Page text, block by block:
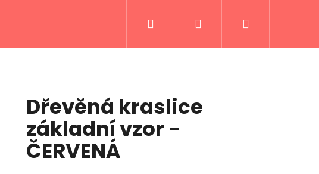
Přihlášení
Dřevěná kraslice
základní vzor -
ČERVENÁ